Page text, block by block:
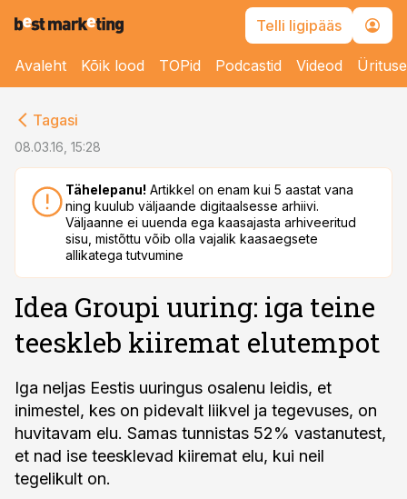
Telli ligipääs
Avaleht Kõik lood TOPid Podcastid Videod
Tagasi
08.03.16, 15:28
Tähelepanu! Artikkel on enam kui 5 aastat vana
ning kuulub väljaande digitaalsesse arhiivi.
Väljaanne ei uuenda ega kaasajasta arhiveeritud
sisu, mistõttu võib olla vajalik kaasaegsete
allikatega tutvumine
Idea Groupi uuring: iga teine
teeskleb kiiremat elutempot
Iga neljas Eestis uuringus osalenu leidis, et
inimestel, kes on pidevalt liikvel ja tegevuses, on
huvitavam elu. Samas tunnistas 52% vastanutest,
et nad ise teesklevad kiiremat elu, kui neil
tegelikult on.